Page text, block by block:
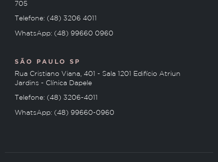
705
Telefone: (48) 3206 4011
WhatsApp: (48) 99660 0960
SÃO PAULO SP
Rua Cristiano Viana, 401 - Sala 1201 Edifício Atriun
Jardins - Clínica Dapele
Telefone: (48) 3206-4011
WhatsApp: (48) 99660-0960